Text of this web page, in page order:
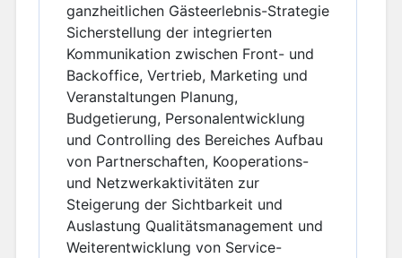
ganzheitlichen Gästeerlebnis-Strategie
Sicherstellung der integrierten
Kommunikation zwischen Front- und
Backoffice, Vertrieb, Marketing und
Veranstaltungen Planung,
Budgetierung, Personalentwicklung
und Controlling des Bereiches Aufbau
von Partnerschaften, Kooperations-
und Netzwerkaktivitäten zur
Steigerung der Sichtbarkeit und
Auslastung Qualitätsmanagement und
Weiterentwicklung von Service-